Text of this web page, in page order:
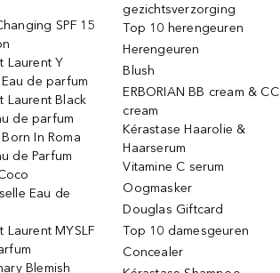
SPF 15
Laurent Y
de parfum
Laurent Black
de parfum
In Roma
de Parfum
Eau de
Laurent MYSLF
Blemish
gezichtsverzorging
Top 10 herengeuren
Herengeuren
Blush
ERBORIAN BB cream & CC
cream
Kérastase Haarolie &
Haarserum
Vitamine C serum
Oogmasker
Douglas Giftcard
Top 10 damesgeuren
Concealer